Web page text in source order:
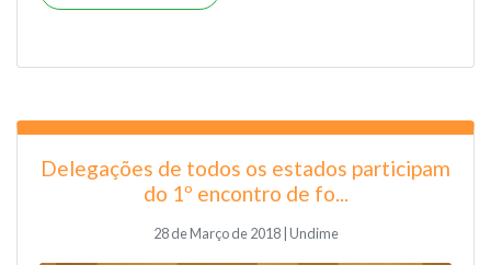
Delegações de todos os estados participam
do 1º encontro de fo...
28 de Março de 2018 | Undime